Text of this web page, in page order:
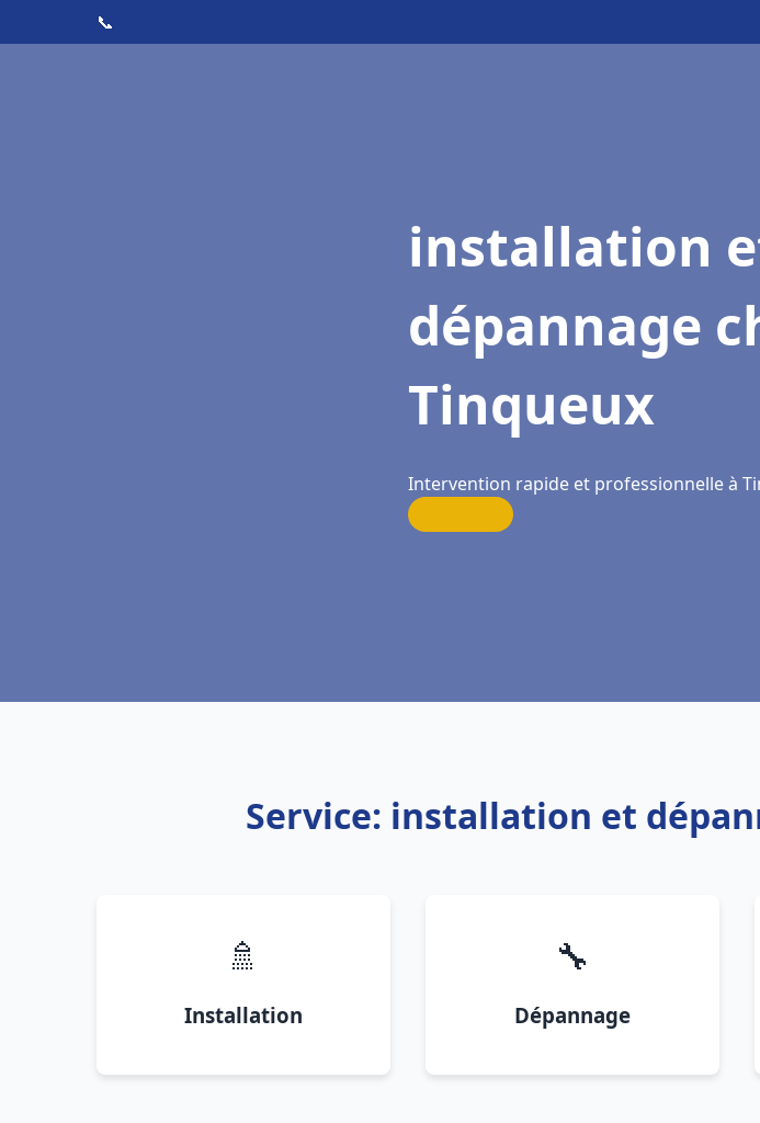
📞
installation
dépannage
Tinqueux
Intervention rapide et professionnelle à
Service: installation et
🚿
Installation
🔧
Dépannage